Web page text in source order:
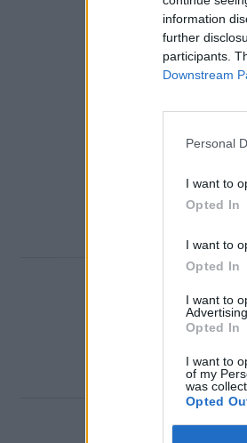
information
further
participants.
Downstream
Personal
I want to
Opted In
I want to
Opted In
I want to
Advertising.
Opted In
I want to
of my
was
Opted